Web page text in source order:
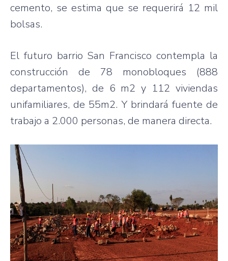
cemento, se estima que se requerirá 12 mil
bolsas.
El futuro barrio San Francisco contempla la
construcción de 78 monobloques (888
departamentos), de 6 m2 y 112 viviendas
unifamiliares, de 55m2. Y brindará fuente de
trabajo a 2.000 personas, de manera directa.